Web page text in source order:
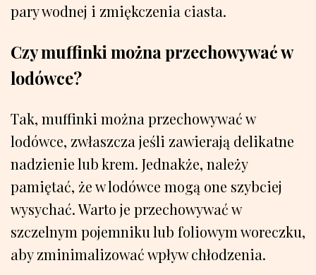
pary wodnej i zmiękczenia ciasta.
Czy muffinki można przechowywać w
lodówce?
Tak, muffinki można przechowywać w
lodówce, zwłaszcza jeśli zawierają delikatne
nadzienie lub krem. Jednakże, należy
pamiętać, że w lodówce mogą one szybciej
wysychać. Warto je przechowywać w
szczelnym pojemniku lub foliowym woreczku,
aby zminimalizować wpływ chłodzenia.